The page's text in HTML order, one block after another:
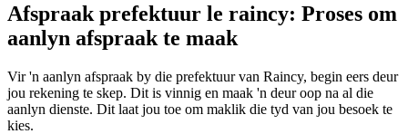
Afspraak prefektuur le raincy: Proses om
aanlyn afspraak te maak
Vir 'n aanlyn afspraak by die prefektuur van Raincy, begin eers deur
jou rekening te skep. Dit is vinnig en maak 'n deur oop na al die
aanlyn dienste. Dit laat jou toe om maklik die tyd van jou besoek te
kies.